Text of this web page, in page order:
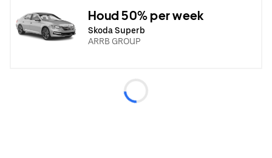
Houd 50% per week
Skoda Superb
ARRB GROUP